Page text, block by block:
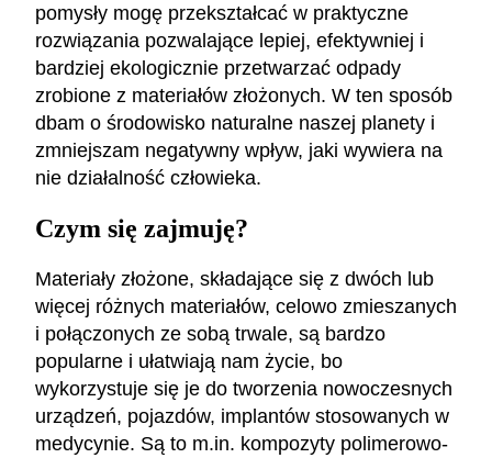
pomysły mogę przekształcać w praktyczne
rozwiązania pozwalające lepiej, efektywniej i
bardziej ekologicznie przetwarzać odpady
zrobione z materiałów złożonych. W ten sposób
dbam o środowisko naturalne naszej planety i
zmniejszam negatywny wpływ, jaki wywiera na
nie działalność człowieka.
Czym się zajmuję?
Materiały złożone, składające się z dwóch lub
więcej różnych materiałów, celowo zmieszanych
i połączonych ze sobą trwale, są bardzo
popularne i ułatwiają nam życie, bo
wykorzystuje się je do tworzenia nowoczesnych
urządzeń, pojazdów, implantów stosowanych w
medycynie. Są to m.in. kompozyty polimerowo-